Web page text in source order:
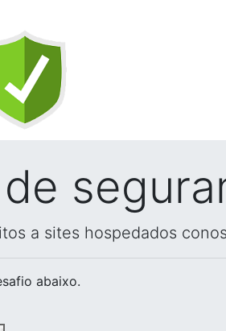
a sites hospedados
abaixo.